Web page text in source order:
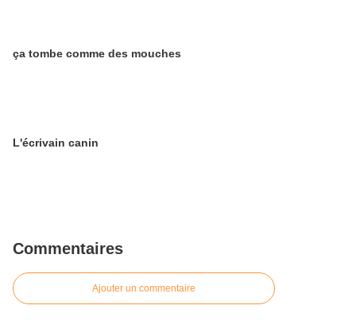
ça tombe comme des mouches
L'écrivain canin
Commentaires
Ajouter un commentaire